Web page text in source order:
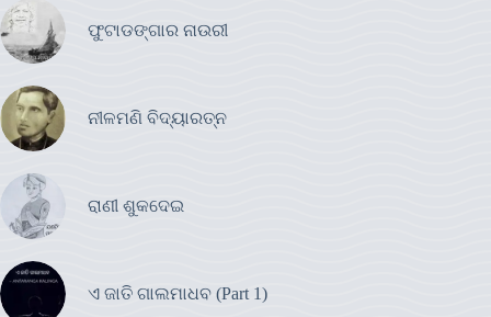
ଫୁଟାଡଙ୍ଗାର ନାଉରୀ
ନୀଳମଣି ବିଦ୍ୟାରତ୍ନ
ରାଣୀ ଶୁକଦେଇ
ଏ ଜାତି ଗାଲମାଧବ (Part 1)